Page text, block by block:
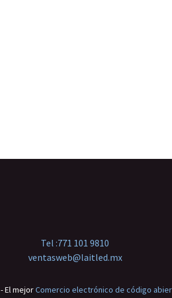
Tel :771 101 9810
ventasweb@laitled.mx
- El mejorComercio electrónico de código